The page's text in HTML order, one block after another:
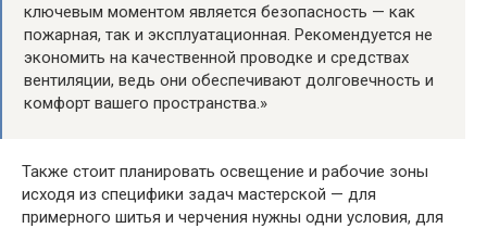
ключевым моментом является безопасность — как
пожарная, так и эксплуатационная. Рекомендуется не
экономить на качественной проводке и средствах
вентиляции, ведь они обеспечивают долговечность и
комфорт вашего пространства.»
Также стоит планировать освещение и рабочие зоны
исходя из специфики задач мастерской — для
примерного шитья и черчения нужны одни условия, для